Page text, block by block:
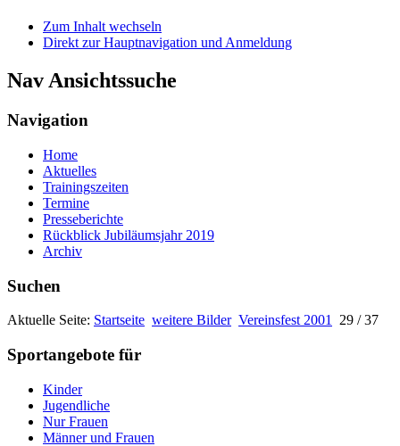
Zum Inhalt wechseln
Direkt zur Hauptnavigation und Anmeldung
Nav Ansichtssuche
Navigation
Home
Aktuelles
Trainingszeiten
Termine
Presseberichte
Rückblick Jubiläumsjahr 2019
Archiv
Suchen
Aktuelle Seite: Startseite weitere Bilder Vereinsfest 2001 29 / 37
Sportangebote für
Kinder
Jugendliche
Nur Frauen
Männer und Frauen